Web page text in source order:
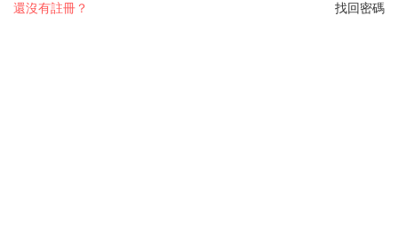
找回密碼
還沒有註冊？